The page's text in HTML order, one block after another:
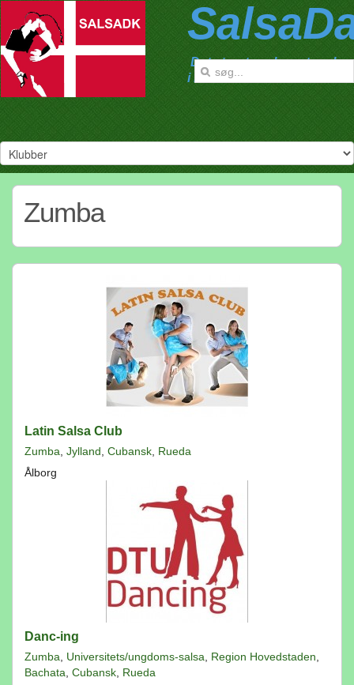
Det største salsanetværk
i Danmark
Zumba
Latin Salsa Club
Zumba Jylland Cubansk Rueda
Ålborg
Danc-ing
Zumba Universitets/ungdoms-salsa Region Hovedstaden
Bachata Cubansk Rueda